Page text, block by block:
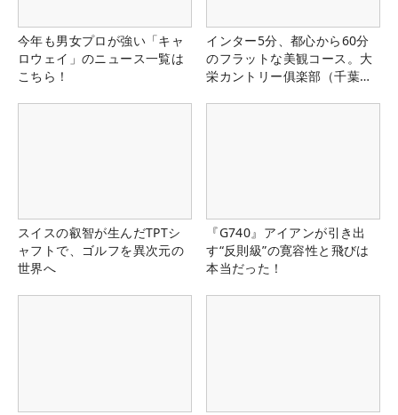
今年も男女プロが強い「キャ
ロウェイ」のニュース一覧は
こちら！
インター5分、都心から60分
のフラットな美観コース。大
栄カントリー俱楽部（千葉
スイスの叡智が生んだTPTシ
ャフトで、ゴルフを異次元の
世界へ
『G740』アイアンが引き出
す“反則級”の寛容性と飛びは
本当だった！